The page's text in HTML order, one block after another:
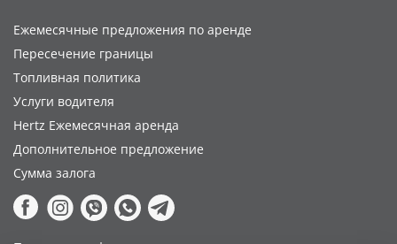
Ежемесячные предложения по аренде
Пересечение границы
Топливная политика
Услуги водителя
Hertz Ежемесячная аренда
Дополнительное предложение
Сумма залога